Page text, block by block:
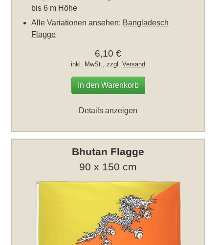
bis 6 m Höhe
Alle Variationen ansehen: Bangladesch
Flagge
6,10 €
inkl. MwSt., zzgl.Versand
In den Warenkorb
Details anzeigen
Bhutan Flagge
90 x 150 cm